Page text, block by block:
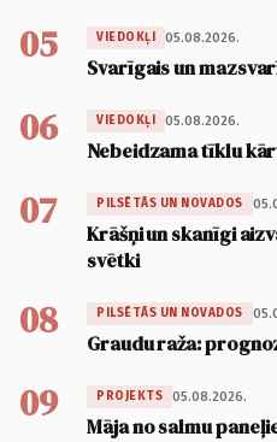
05 VIEDOKĻI 05.08.2026.
Svarīgais un
06 VIEDOKĻI 05.08.2026.
Nebeidzama tīklu
07 PILSĒTĀS UN NOVADOS
Krāšņi un skanīgi
svētki
08 PILSĒTĀS UN NOVADOS
Graudu raža:
09 PROJEKTS 05.08.2026.
Māja no salmu